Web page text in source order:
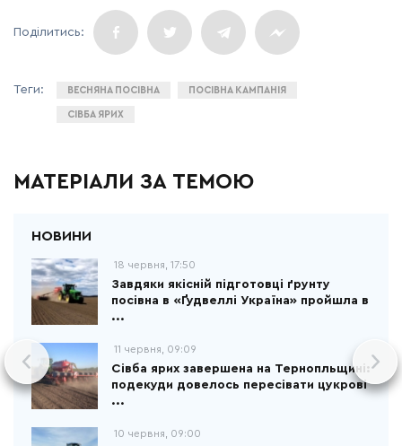
ВЕСНЯНА ПОСІВНА ПОСІВНА КАМПАНІЯ
СІВБА ЯРИХ
МАТЕРІАЛИ ЗА ТЕМОЮ
18 червня, 17:50
Завдяки якісній підготовці ґрунту
посівна в «Ґудвеллі Україна» пройшла в
...
11 червня, 09:09
Сівба ярих завершена на Тернопльщині:
подекуди довелось пересівати цукрові
...
10 червня, 09:00